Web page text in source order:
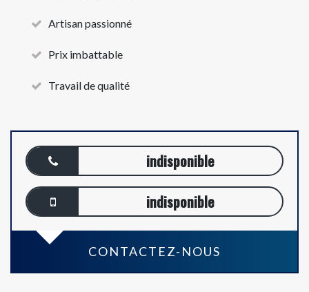
Artisan passionné
Prix imbattable
Travail de qualité
indisponible
indisponible
CONTACTEZ-NOUS